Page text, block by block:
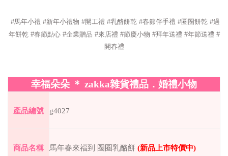
#馬年小禮 #新年小禮物 #開工禮 #乳酪餅乾 #春節伴手禮 #圈圈餅乾 #過
年餅乾 #春節點心 #企業贈品 #來店禮 #節慶小物 #拜年送禮 #年節送禮 #
開春禮
幸福朵朵 ＊ zakka雜貨禮品．婚禮小物
產品編號 g4027
商品名稱 馬年春來福到 圈圈乳酪餅 (新品上市特價中)